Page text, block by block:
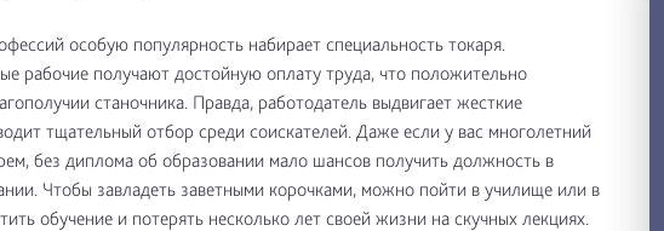
особую популярность набирает специальность токаря.
рабочие получают достойную оплату труда, что положительно
станочника. Правда, работодатель выдвигает жесткие
тщательный отбор среди соискателей. Даже если у вас многолетний
без диплома об образовании мало шансов получить должность в
Чтобы завладеть заветными корочками, можно пойти в училище или в
обучение и потерять несколько лет своей жизни на скучных лекциях.